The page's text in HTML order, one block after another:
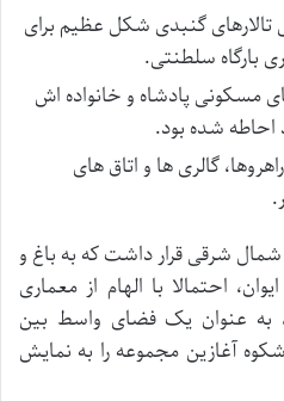
تالارهای گنبدی شکل عظیم برای
بارگاه سلطنتی.
مسکونی پادشاه و خانواده اش
شده بود.
گالری ها و اتاق های
شرقی قرار داشت که به باغ و
احتمالا با الهام از معماری
به عنوان یک فضای واسط بین
آغازین مجموعه را به نمایش